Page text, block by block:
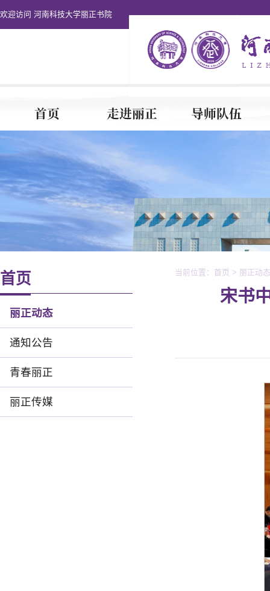
欢迎访问 河南科技大学丽正书院
首页 走进丽正 导师队伍
书院团建
首页
丽正动态
通知公告
青春丽正
丽正传媒
当前位置： 首页 > 丽正动态
宋书